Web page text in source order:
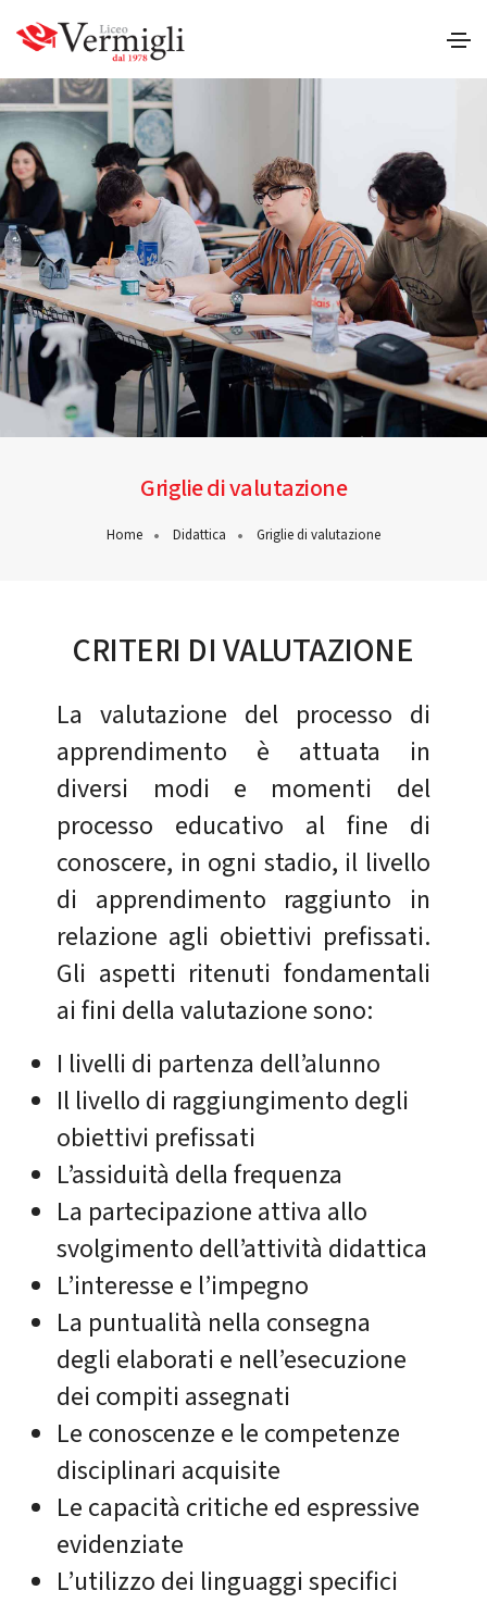
Griglie di valutazione
Home Didattica Griglie di valutazione
CRITERI DI VALUTAZIONE
La valutazione del processo di
apprendimento è attuata in
diversi modi e momenti del
processo educativo al fine di
conoscere, in ogni stadio, il livello
di apprendimento raggiunto in
relazione agli obiettivi prefissati.
Gli aspetti ritenuti fondamentali
ai fini della valutazione sono:
I livelli di partenza dell’alunno
Il livello di raggiungimento degli
obiettivi prefissati
L’assiduità della frequenza
La partecipazione attiva allo
svolgimento dell’attività didattica
L’interesse e l’impegno
La puntualità nella consegna
degli elaborati e nell’esecuzione
dei compiti assegnati
Le conoscenze e le competenze
disciplinari acquisite
Le capacità critiche ed espressive
evidenziate
L’utilizzo dei linguaggi specifici